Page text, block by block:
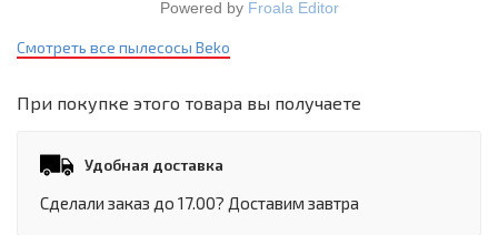
Powered by Froala Editor
Смотреть все пылесосы Beko
При покупке этого товара вы получаете
Удобная доставка
Сделали заказ до 17.00? Доставим завтра